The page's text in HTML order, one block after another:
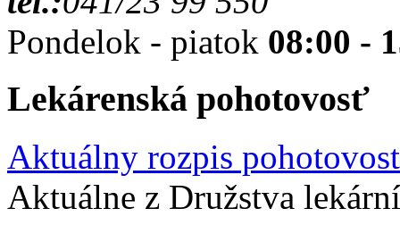
Pondelok - piatok 08:00 -
Lekárenská pohotovosť
Aktuálny rozpis
Aktuálne z Družstva lekární